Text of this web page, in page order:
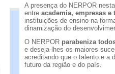
A presença do NERPOR
entre academia, empresas e
instituições de ensino na
dinamização do
O NERPOR parabeniza
e deseja-lhes os maiores
acreditando que o talento e a
futuro da região e do país.